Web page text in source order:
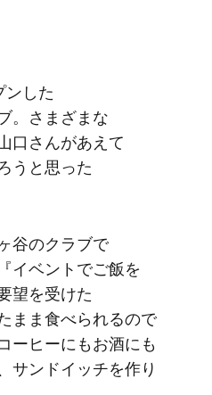
ンした​
。​さまざまな​
口さんが​あえて​
うと​思った​
谷の​クラブで​
イベントで​ご飯を​
望を​受けた​
まま​食べられるので​
ーヒーにも​お酒にも​
サンドイッチを​作り​